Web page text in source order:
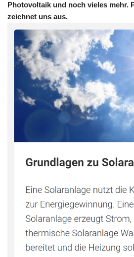
Photovoltaik und noch vieles mehr.
zeichnet uns aus.